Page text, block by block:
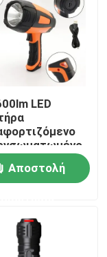
LED
2000 MAH
λιθίου
Αποστολή